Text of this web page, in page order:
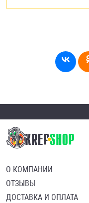
О КОМПАНИИ
ОТЗЫВЫ
ДОСТАВКА И ОПЛАТА